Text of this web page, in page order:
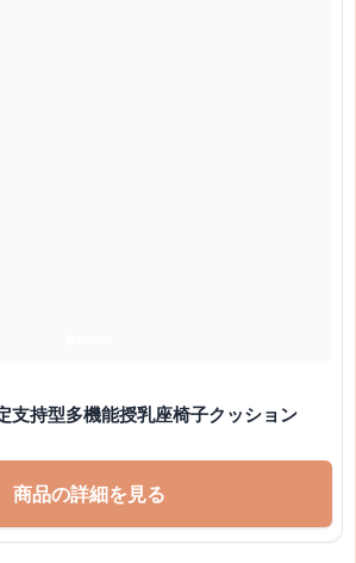
支持型多機能授乳座椅子クッション
商品の詳細を見る